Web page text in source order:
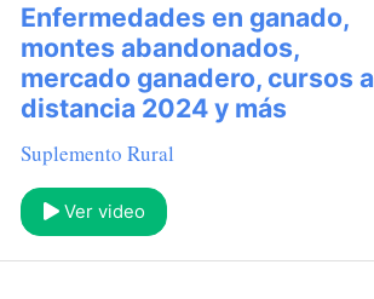
Enfermedades en ganado,
montes abandonados,
mercado ganadero, cursos a
distancia 2024 y más
Suplemento Rural
Ver video